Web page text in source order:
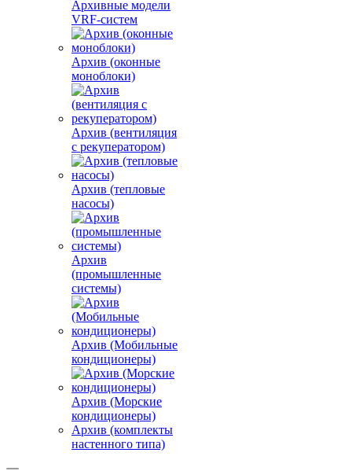
Архивные модели
VRF-систем
Архив (оконные
моноблоки)
Архив (вентиляция
с рекуператором)
Архив (тепловые
насосы)
Архив
(промышленные
системы)
Архив (Мобильные
кондиционеры)
Архив (Морские
кондиционеры)
Архив (комплекты
настенного типа)